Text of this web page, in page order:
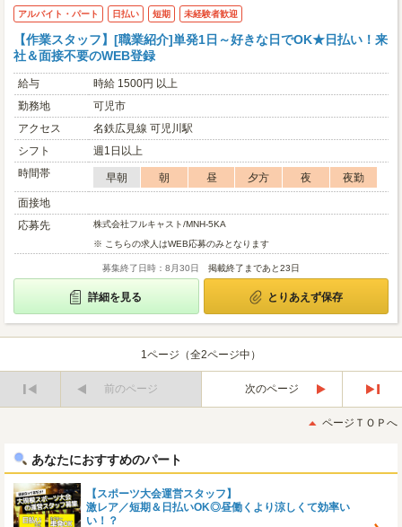
アルバイト・パート 日払い 短期 未経験者歓迎
【作業スタッフ】[職業紹介]単発1日～好きな日でOK★日払い！来
社＆面接不要のWEB登録
給与
時給 1500円 以上
勤務地
可児市
アクセス
名鉄広見線 可児川駅
シフト
週1日以上
時間帯
早朝 朝 昼 夕方 夜
夜勤
面接地
応募先
株式会社フルキャスト/MNH-5KA
※ こちらの求人はWEB応募のみとなります
募集終了日時：8月30日 掲載終了まであと23日
詳細を見る とりあえず保存
1ページ（全2ページ中）
前のページ
次のページ
後
ページＴＯＰへ
あなたにおすすめのパート
【スポーツ大会運営スタッフ】
激レア／短期＆日払いOK◎昼働くより涼しくて効率い
い！？